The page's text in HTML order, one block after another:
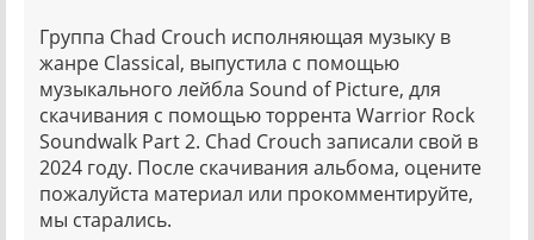
Группа Chad Crouch исполняющая музыку в
жанре Classical, выпустила с помощью
музыкального лейбла Sound of Picture, для
скачивания с помощью торрента Warrior Rock
Soundwalk Part 2. Chad Crouch записали свой в
2024 году. После скачивания альбома, оцените
пожалуйста материал или прокомментируйте,
мы старались.